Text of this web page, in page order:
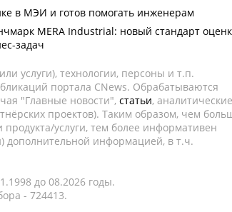
в МЭИ и готов помогать инженерам
MERA Industrial: новый стандарт
задач
услуги), технологии, персоны и т.п.
портала CNews. Обрабатываются
"Главные новости", статьи, аналитические
проектов). Таким образом, чем
услуги, тем более информативен
информацией, в т.ч.
до 08.2026 годы.
- 724413.